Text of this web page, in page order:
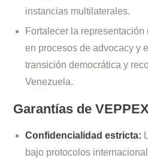
instancias multilaterales.
Fortalecer la
en procesos de advocacy y
transición democrática y
Venezuela.
Garantías de
Confidencialidad estricta:
bajo protocolos